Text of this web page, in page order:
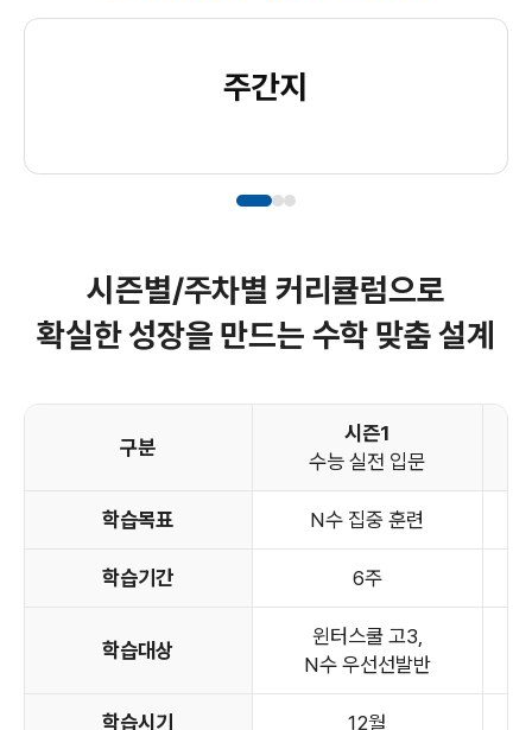
주간지
시즌별/주차별 커리큘럼으로
확실한 성장을 만드는 수학 맞춤 설계
구분
시즌1
수능 실전 입문
학습목표 N수 집중 훈련
학습기간 6주
학습대상
윈터스쿨 고3,
N수 우선선발반
학습시기 12월